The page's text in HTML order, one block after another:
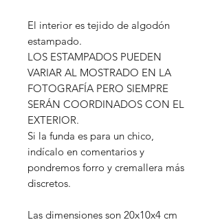
El interior es tejido de algodón
estampado.
LOS ESTAMPADOS PUEDEN
VARIAR AL MOSTRADO EN LA
FOTOGRAFÍA PERO SIEMPRE
SERÁN COORDINADOS CON EL
EXTERIOR.
Si la funda es para un chico,
indícalo en comentarios y
pondremos forro y cremallera más
discretos.
Las dimensiones son 20x10x4 cm